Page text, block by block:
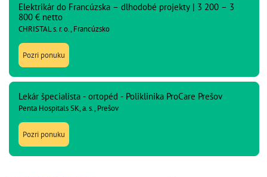
Elektrikár do Francúzska – dlhodobé projekty | 3 200 – 3
800 € netto
CHRISTAL s. r. o., Francúzsko
Pozri ponuku
Lekár špecialista - ortopéd - Poliklinika ProCare Prešov
Penta Hospitals SK, a. s., Prešov
Pozri ponuku